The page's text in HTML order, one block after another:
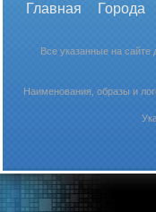
Главная Города
Все указанные на
Наименования, образы и